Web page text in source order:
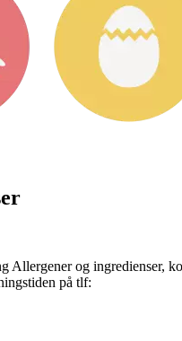
Allergener og ingredienser,
på tlf: